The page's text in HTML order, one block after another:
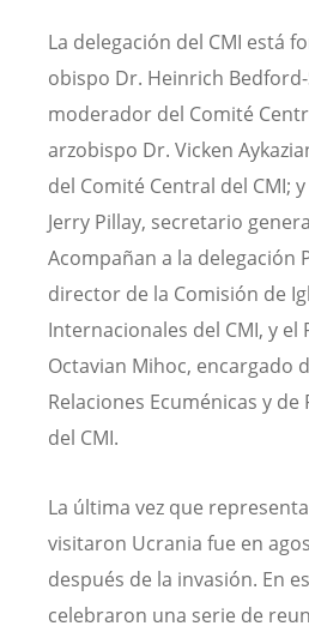
La delegación del CMI está
obispo Dr. Heinrich
moderador del Comité
arzobispo Dr. Vicken
del Comité Central del CMI;
Jerry Pillay, secretario
Acompañan a la delegación
director de la Comisión de
Internacionales del CMI, y el
Octavian Mihoc, encargado
Relaciones Ecuménicas y de
del CMI.
La última vez que
visitaron Ucrania fue en
después de la invasión. En
celebraron una serie de